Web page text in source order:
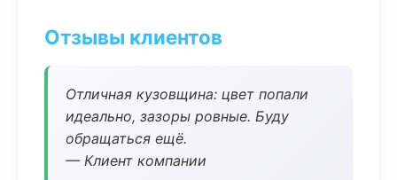
Отзывы клиентов
Отличная кузовщина: цвет попали
идеально, зазоры ровные. Буду
обращаться ещё.
— Клиент компании